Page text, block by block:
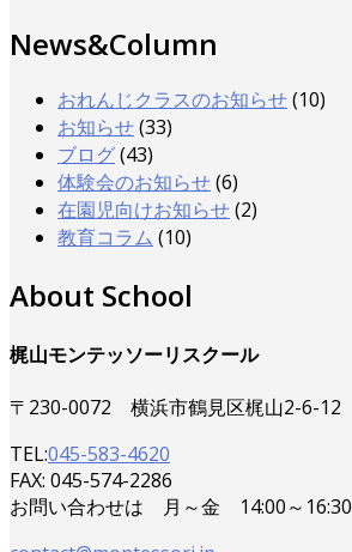
News&Column
おれんじクラスのお知らせ(10)
お知らせ(33)
ブログ(43)
体験会のお知らせ(6)
在園児向けお知らせ(2)
教育コラム (10)
About School
梶山モンテッソーリスクール
〒230-0072 横浜市鶴見区梶山2-6-12
TEL:045-583-4620
FAX: 045-574-2286
お問い合わせは 月～金 14:00～16:30